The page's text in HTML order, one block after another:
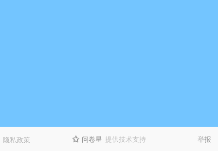
隐私政策  问卷星 提供技术支持 举报